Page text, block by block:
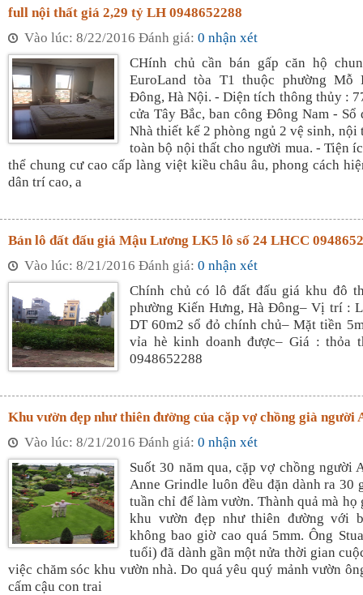
full nội thất giá 2,29 tỷ LH 0948652288
Vào lúc: 8/22/2016 Đánh giá: 0 nhận xét
CHính chủ cần bán gấp căn hộ
EuroLand tòa T1 thuộc phường Mỗ
Đông, Hà Nội. - Diện tích thông thủy :
cửa Tây Bắc, ban công Đông Nam - Sổ
Nhà thiết kế 2 phòng ngủ 2 vệ sinh, nội
toàn bộ nội thất cho người mua. - Tiện
thể chung cư cao cấp làng việt kiều châu âu, phong cách
dân trí cao, a
Bán lô đất đấu giá Mậu Lương LK5 lô số 24 LHCC
Vào lúc: 8/21/2016 Đánh giá: 0 nhận xét
Chính chủ có lô đất đấu giá khu đô
phường Kiến Hưng, Hà Đông– Vị trí :
DT 60m2 sổ đỏ chính chủ– Mặt tiền
vỉa hè kinh doanh được– Giá : thỏa
0948652288
Khu vườn đẹp như thiên đường của cặp vợ chồng già người
Vào lúc: 8/21/2016 Đánh giá: 0 nhận xét
Suốt 30 năm qua, cặp vợ chồng người
Anne Grindle luôn đều đặn dành ra 30
tuần chỉ để làm vườn. Thành quả mà họ
khu vườn đẹp như thiên đường với
không bao giờ cao quá 5mm. Ông
tuổi) đã dành gần một nửa thời gian
việc chăm sóc khu vườn nhà. Do quá yêu quý mảnh vườn
cấm cậu con trai